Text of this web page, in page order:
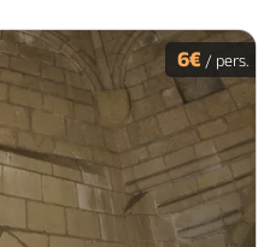
6€/ pers.